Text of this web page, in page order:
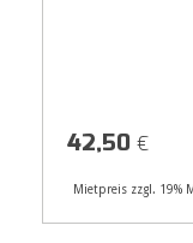
42,50 €
Mietpreis zzgl. 19%